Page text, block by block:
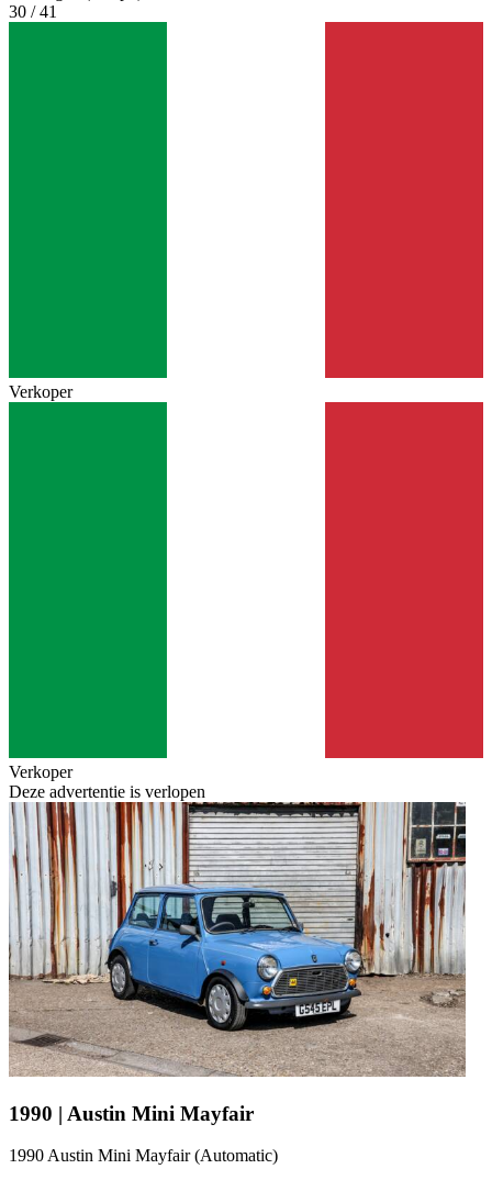
30 / 41
Verkoper
Verkoper
Deze advertentie is verlopen
1990 | Austin Mini Mayfair
1990 Austin Mini Mayfair (Automatic)